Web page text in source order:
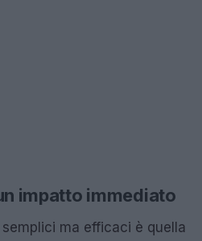
impatto immediato
ma efficaci è quella